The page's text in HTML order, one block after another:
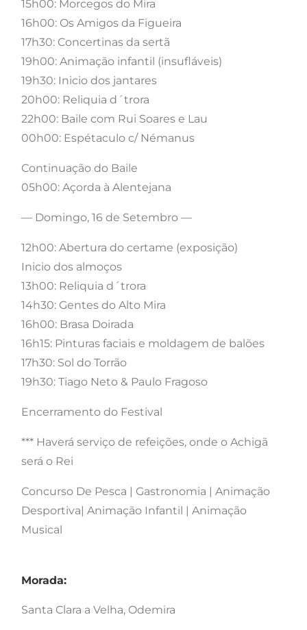
15h00: Morcegos do Mira
16h00: Os Amigos da Figueira
17h30: Concertinas da sertã
19h00: Animação infantil (insufláveis)
19h30: Inicio dos jantares
20h00: Reliquia d´trora
22h00: Baile com Rui Soares e Lau
00h00: Espétaculo c/ Némanus
Continuação do Baile
05h00: Açorda à Alentejana
— Domingo, 16 de Setembro —
12h00: Abertura do certame (exposição)
Inicio dos almoços
13h00: Reliquia d´trora
14h30: Gentes do Alto Mira
16h00: Brasa Doirada
16h15: Pinturas faciais e moldagem de balões
17h30: Sol do Torrão
19h30: Tiago Neto & Paulo Fragoso
Encerramento do Festival
*** Haverá serviço de refeições, onde o Achigã
será o Rei
Concurso De Pesca | Gastronomia | Animação
Desportiva| Animação Infantil | Animação
Musical
Morada:
Santa Clara a Velha, Odemira